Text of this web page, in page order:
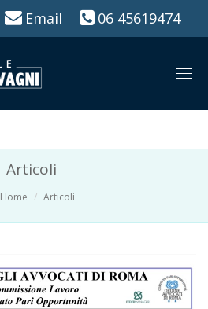
Email 06 45619474
Articoli
Home Articoli